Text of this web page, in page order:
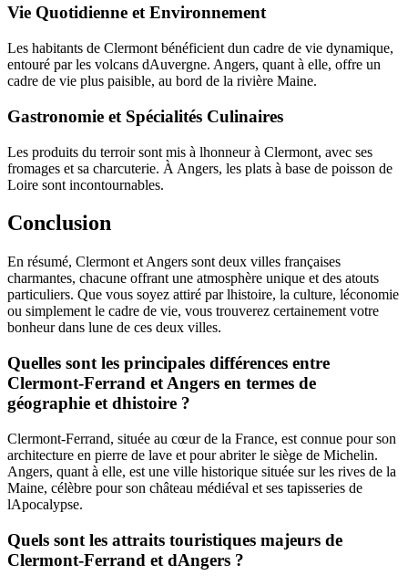
Vie Quotidienne et Environnement
Les habitants de Clermont bénéficient dun cadre de vie dynamique,
entouré par les volcans dAuvergne. Angers, quant à elle, offre un
cadre de vie plus paisible, au bord de la rivière Maine.
Gastronomie et Spécialités Culinaires
Les produits du terroir sont mis à lhonneur à Clermont, avec ses
fromages et sa charcuterie. À Angers, les plats à base de poisson de
Loire sont incontournables.
Conclusion
En résumé, Clermont et Angers sont deux villes françaises
charmantes, chacune offrant une atmosphère unique et des atouts
particuliers. Que vous soyez attiré par lhistoire, la culture, léconomie
ou simplement le cadre de vie, vous trouverez certainement votre
bonheur dans lune de ces deux villes.
Quelles sont les principales différences entre
Clermont-Ferrand et Angers en termes de
géographie et dhistoire ?
Clermont-Ferrand, située au cœur de la France, est connue pour son
architecture en pierre de lave et pour abriter le siège de Michelin.
Angers, quant à elle, est une ville historique située sur les rives de la
Maine, célèbre pour son château médiéval et ses tapisseries de
lApocalypse.
Quels sont les attraits touristiques majeurs de
Clermont-Ferrand et dAngers ?